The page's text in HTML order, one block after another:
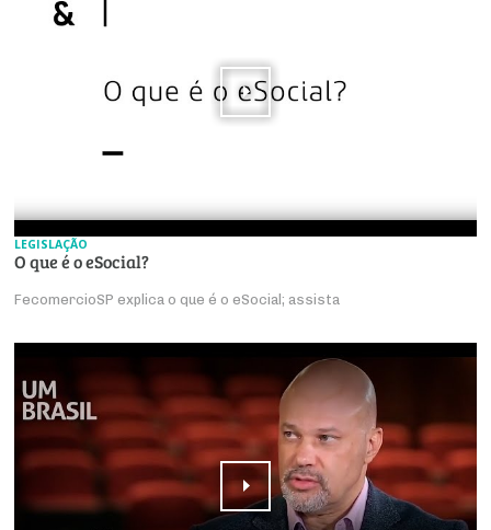
LEGISLAÇÃO
O que é o eSocial?
FecomercioSP explica o que é o eSocial; assista